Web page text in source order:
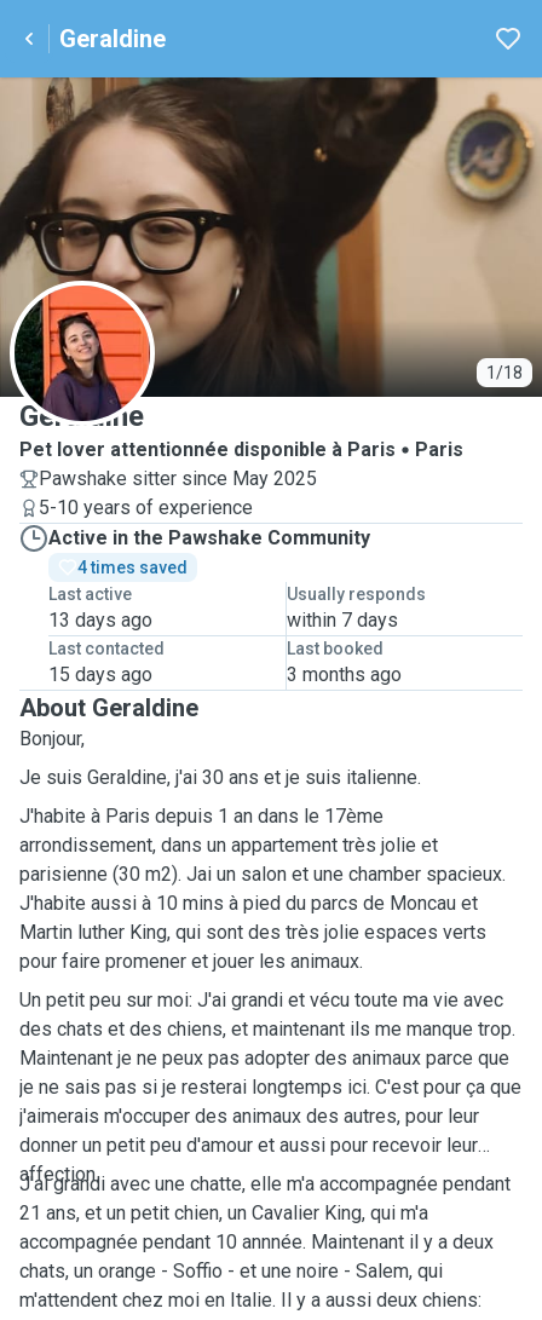
Geraldine
1/18
G
Geraldine
Pet lover attentionnée disponible à Paris
Paris
Pawshake sitter since May 2025
5-10 years of experience
Active in the Pawshake Community
4 times saved
Last active
13 days ago
Usually responds
within 7 days
Last contacted
15 days ago
Last booked
3 months ago
About Geraldine
Bonjour,
Je suis Geraldine, j'ai 30 ans et je suis italienne.
J'habite à Paris depuis 1 an dans le 17ème
arrondissement, dans un appartement très jolie et
parisienne (30 m2). Jai un salon et une chamber spacieux.
J'habite aussi à 10 mins à pied du parcs de Moncau et
Martin luther King, qui sont des très jolie espaces verts
pour faire promener et jouer les animaux.
Un petit peu sur moi: J'ai grandi et vécu toute ma vie avec
des chats et des chiens, et maintenant ils me manque trop.
Maintenant je ne peux pas adopter des animaux parce que
je ne sais pas si je resterai longtemps ici. C'est pour ça que
j'aimerais m'occuper des animaux des autres, pour leur
donner un petit peu d'amour et aussi pour recevoir leur
affection.
J'ai grandi avec une chatte, elle m'a accompagnée pendant
21 ans, et un petit chien, un Cavalier King, qui m'a
accompagnée pendant 10 annnée. Maintenant il y a deux
chats, un orange - Soffio - et une noire - Salem, qui
m'attendent chez moi en Italie. Il y a aussi deux chiens: